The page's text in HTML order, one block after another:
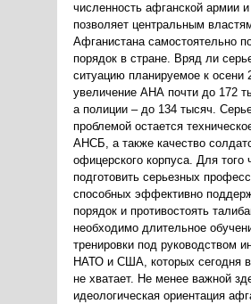
численность афганской армии
позволяет центральным
Афганистана самостоятельно
порядок в стране. Вряд ли
ситуацию планируемое к осени
увеличение АНА почти до 172
а полиции – до 134 тысяч.
проблемой остается
АНСБ, а также качество
офицерского корпуса. Для того
подготовить серьезных
способных эффективно
порядок и противостоять
необходимо длительное
тренировки под руководством
НАТО и США, которых сегодня
не хватает. Не менее важной
идеологическая ориентация